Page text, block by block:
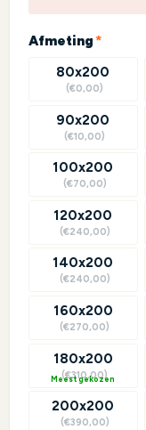
Afmeting*
80x200
(€0,00)
90x200
(€10,00)
100x200
(€70,00)
120x200
(€240,00)
140x200
(€240,00)
160x200
(€270,00)
180x200
(€310,00)
?
200x200
(€390,00)